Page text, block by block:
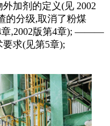
加剂的定义(见 2002
分级,取消了粉煤
章,2002版第4章); ———
求(见第5章);